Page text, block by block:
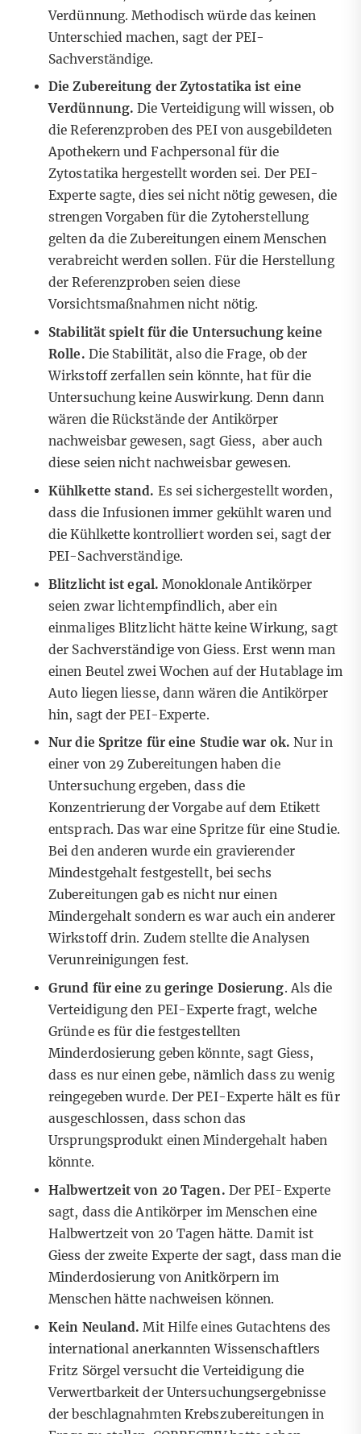
Verdünnung. Methodisch würde das keinen
Unterschied machen, sagt der PEI-
Sachverständige.
Die Zubereitung der Zytostatika ist eine
Verdünnung. Die Verteidigung will wissen, ob
die Referenzproben des PEI von ausgebildeten
Apothekern und Fachpersonal für die
Zytostatika hergestellt worden sei. Der PEI-
Experte sagte, dies sei nicht nötig gewesen, die
strengen Vorgaben für die Zytoherstellung
gelten da die Zubereitungen einem Menschen
verabreicht werden sollen. Für die Herstellung
der Referenzproben seien diese
Vorsichtsmaßnahmen nicht nötig.
Stabilität spielt für die Untersuchung keine
Rolle. Die Stabilität, also die Frage, ob der
Wirkstoff zerfallen sein könnte, hat für die
Untersuchung keine Auswirkung. Denn dann
wären die Rückstände der Antikörper
nachweisbar gewesen, sagt Giess, aber auch
diese seien nicht nachweisbar gewesen.
Kühlkette stand. Es sei sichergestellt worden,
dass die Infusionen immer gekühlt waren und
die Kühlkette kontrolliert worden sei, sagt der
PEI-Sachverständige.
Blitzlicht ist egal. Monoklonale Antikörper
seien zwar lichtempfindlich, aber ein
einmaliges Blitzlicht hätte keine Wirkung, sagt
der Sachverständige von Giess. Erst wenn man
einen Beutel zwei Wochen auf der Hutablage im
Auto liegen liesse, dann wären die Antikörper
hin, sagt der PEI-Experte.
Nur die Spritze für eine Studie war ok. Nur in
einer von 29 Zubereitungen haben die
Untersuchung ergeben, dass die
Konzentrierung der Vorgabe auf dem Etikett
entsprach. Das war eine Spritze für eine Studie.
Bei den anderen wurde ein gravierender
Mindestgehalt festgestellt, bei sechs
Zubereitungen gab es nicht nur einen
Mindergehalt sondern es war auch ein anderer
Wirkstoff drin. Zudem stellte die Analysen
Verunreinigungen fest.
Grund für eine zu geringe Dosierung. Als die
Verteidigung den PEI-Experte fragt, welche
Gründe es für die festgestellten
Minderdosierung geben könnte, sagt Giess,
dass es nur einen gebe, nämlich dass zu wenig
reingegeben wurde. Der PEI-Experte hält es für
ausgeschlossen, dass schon das
Ursprungsprodukt einen Mindergehalt haben
könnte.
Halbwertzeit von 20 Tagen. Der PEI-Experte
sagt, dass die Antikörper im Menschen eine
Halbwertzeit von 20 Tagen hätte. Damit ist
Giess der zweite Experte der sagt, dass man die
Minderdosierung von Anitkörpern im
Menschen hätte nachweisen können.
Kein Neuland.Mit Hilfe eines Gutachtens des
international anerkannten Wissenschaftlers
Fritz Sörgel versucht die Verteidigung die
Verwertbarkeit der Untersuchungsergebnisse
der beschlagnahmten Krebszubereitungen in